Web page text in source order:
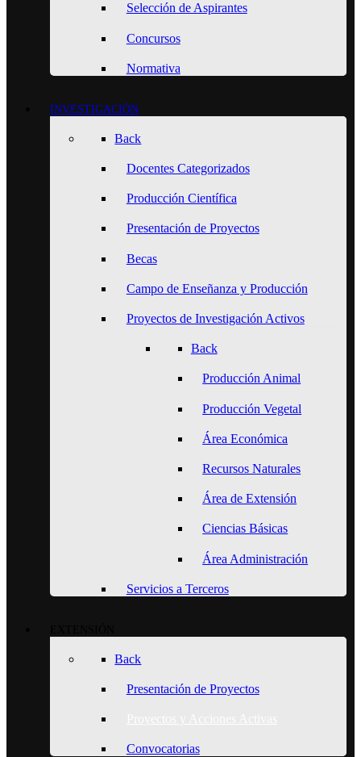
Selección de Aspirantes
Concursos
Normativa
INVESTIGACIÓN
Back
Docentes Categorizados
Producción Científica
Presentación de Proyectos
Becas
Campo de Enseñanza y Producción
Proyectos de Investigación Activos
Back
Producción Animal
Producción Vegetal
Área Económica
Recursos Naturales
Área de Extensión
Ciencias Básicas
Área Administración
Servicios a Terceros
Back
Presentación de Proyectos
Convocatorias